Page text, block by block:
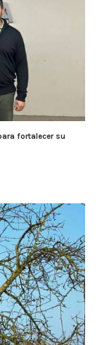
fortalecer su